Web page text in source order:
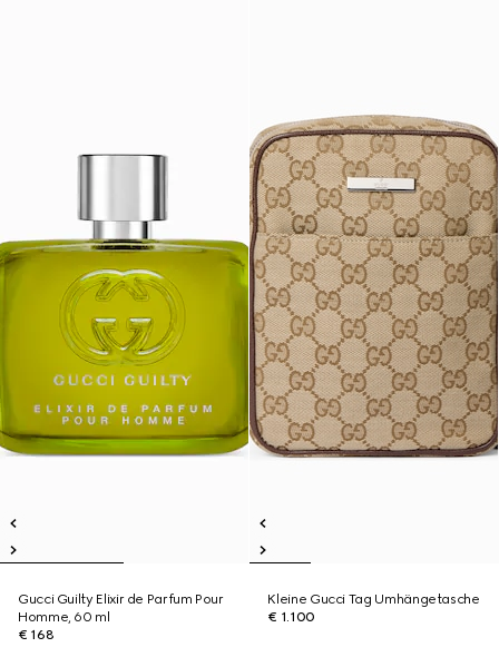
Gucci Guilty Elixir de Parfum Pour
Homme, 60 ml
€ 168
Kleine Gucci Tag Umhängetasche
€ 1.100